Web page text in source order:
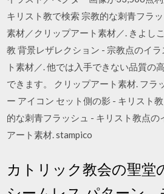
キリスト教で検索 宗教的な刺青フラ
素材／クリップアート素材／. きよし
教 背景レザレクション - 宗教点のイ
ト素材／. 他では入手できない品質の
できます。 クリップアート素材. フラ
ー アイコン セット側の影 - キリスト
的な刺青フラッシュ - キリスト教点
アート素材. stampico
カトリック教会の聖堂